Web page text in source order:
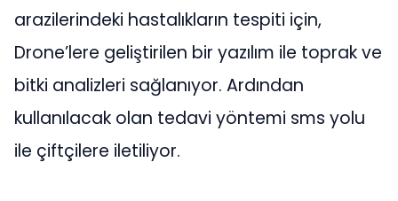
arazilerindeki hastalıkların tespiti için,
Drone’lere geliştirilen bir yazılım ile toprak ve
bitki analizleri sağlanıyor. Ardından
kullanılacak olan tedavi yöntemi sms yolu
ile çiftçilere iletiliyor.